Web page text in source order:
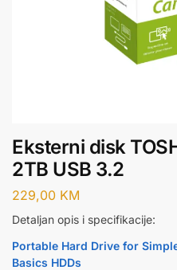
Eksterni disk
2TB USB 3.2
229,00 KM
Detaljan opis i specifikacije:
Portable Hard Drive for
Basics HDDs